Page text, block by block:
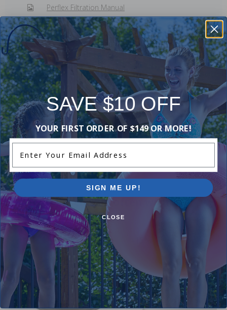
Perflex Filtration Manual
Reviews
Be the first one to leave a review!
Add Review
Purchased often with:
-15%
SAVE $10 OFF
YOUR FIRST ORDER OF $149 OR MORE!
SIGN ME UP!
CLOSE